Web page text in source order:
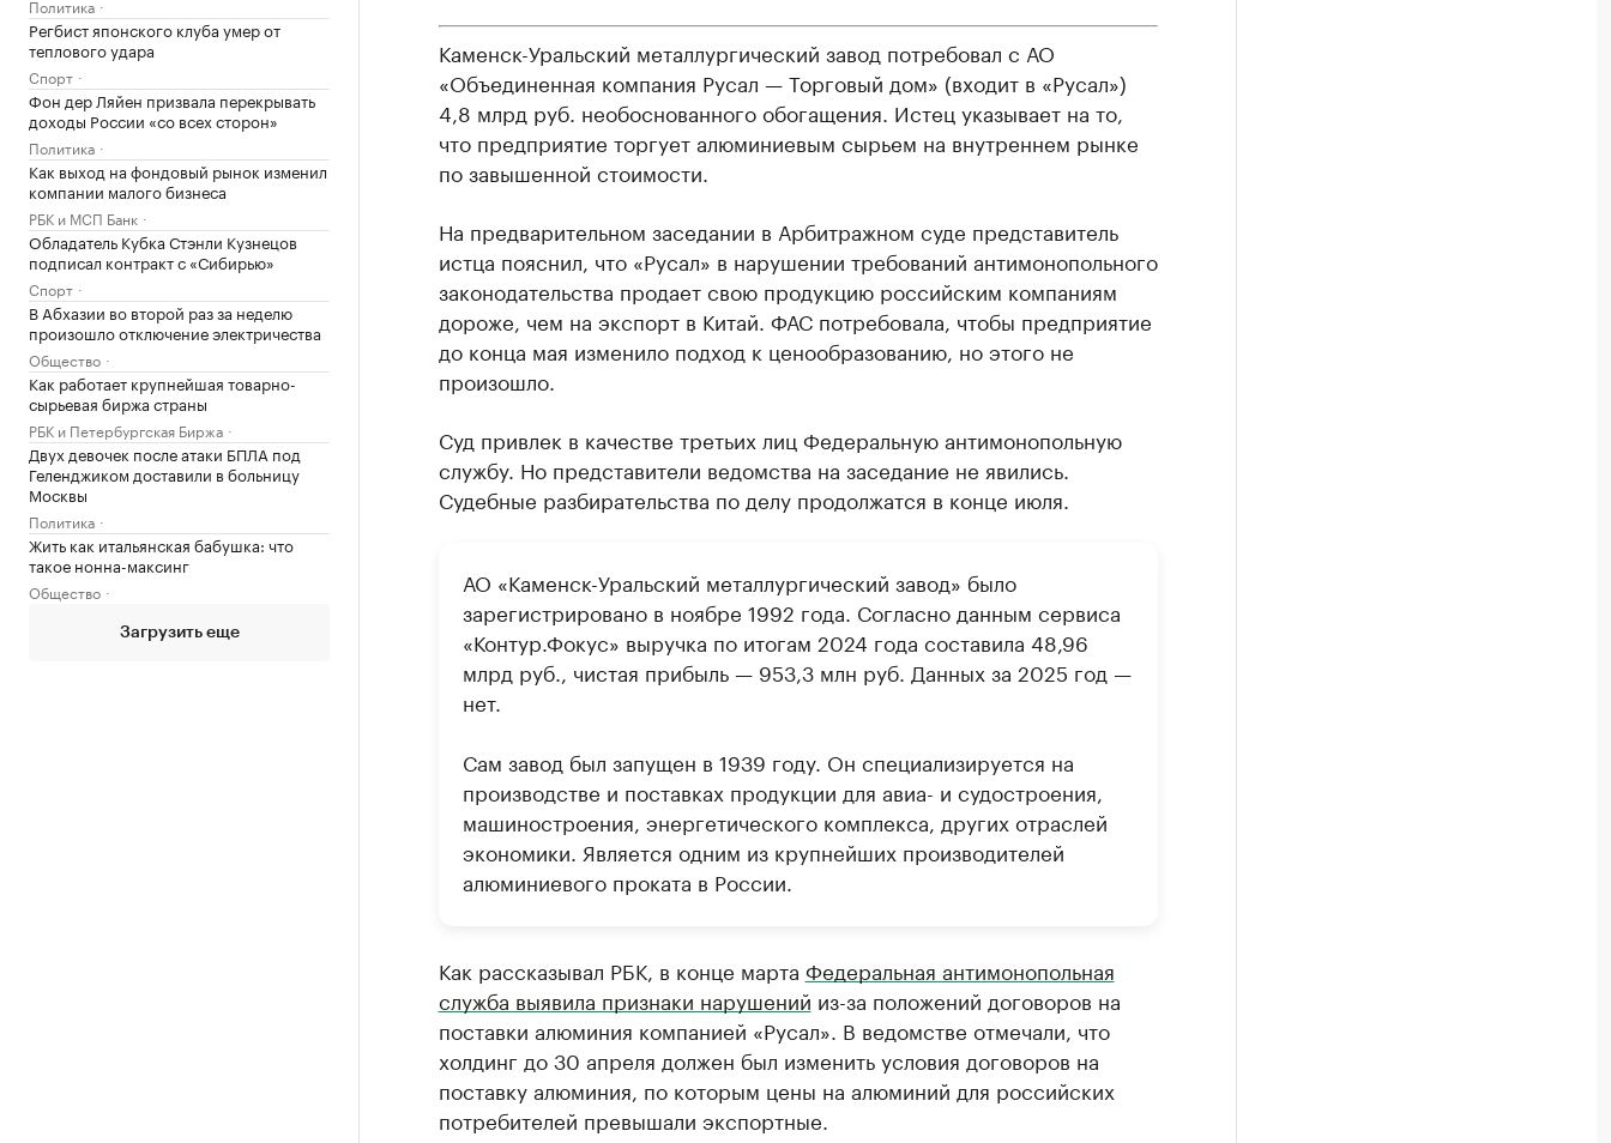
Политика
Регбист японского клуба умер от
теплового удара
Спорт
Фон дер Ляйен призвала перекрывать
доходы России «со всех сторон»
Политика
Как выход на фондовый рынок изменил
компании малого бизнеса
РБК и МСП Банк
Обладатель Кубка Стэнли Кузнецов
подписал контракт с «Сибирью»
Спорт
В Абхазии во второй раз за неделю
произошло отключение электричества
Общество
Как работает крупнейшая товарно-
сырьевая биржа страны
РБК и Петербургская Биржа
Двух девочек после атаки БПЛА под
Геленджиком доставили в больницу
Москвы
Политика
Жить как итальянская бабушка: что
такое нонна-максинг
Общество
Загрузить еще
Каменск-Уральский металлургический завод потребовал с АО
«Объединенная компания Русал — Торговый дом» (входит в «Русал»)
4,8 млрд руб. необоснованного обогащения. Истец указывает на то,
что предприятие торгует алюминиевым сырьем на внутреннем рынке
по завышенной стоимости.
На предварительном заседании в Арбитражном суде представитель
истца пояснил, что «Русал» в нарушении требований антимонопольного
законодательства продает свою продукцию российским компаниям
дороже, чем на экспорт в Китай. ФАС потребовала, чтобы предприятие
до конца мая изменило подход к ценообразованию, но этого не
произошло.
Суд привлек в качестве третьих лиц Федеральную антимонопольную
службу. Но представители ведомства на заседание не явились.
Судебные разбирательства по делу продолжатся в конце июля.
АО «Каменск-Уральский металлургический завод» было
зарегистрировано в ноябре 1992 года. Согласно данным сервиса
«Контур.Фокус» выручка по итогам 2024 года составила 48,96
млрд руб., чистая прибыль — 953,3 млн руб. Данных за 2025 год —
нет.
Сам завод был запущен в 1939 году. Он специализируется на
производстве и поставках продукции для авиа- и судостроения,
машиностроения, энергетического комплекса, других отраслей
экономики. Является одним из крупнейших производителей
алюминиевого проката в России.
Как рассказывал РБК, в конце марта Федеральная антимонопольная
служба выявила признаки нарушений из-за положений договоров на
поставки алюминия компанией «Русал». В ведомстве отмечали, что
холдинг до 30 апреля должен был изменить условия договоров на
поставку алюминия, по которым цены на алюминий для российских
потребителей превышали экспортные.